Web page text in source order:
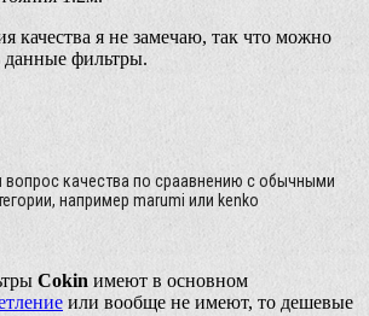
качества я не замечаю, так что можно
данные фильтры.
вопрос качества по сраавнению с обычными
например marumi или kenko
Cokin имеют в основном
или вообще не имеют, то дешевые